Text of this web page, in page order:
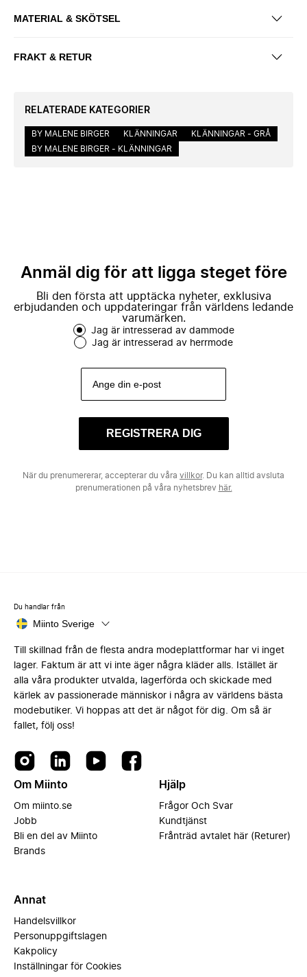
MATERIAL & SKÖTSEL
FRAKT & RETUR
RELATERADE KATEGORIER
BY MALENE BIRGER KLÄNNINGAR
KLÄNNINGAR - GRÅ
BY MALENE BIRGER - KLÄNNINGAR
Anmäl dig för att ligga steget före
Bli den första att upptäcka nyheter, exklusiva
erbjudanden och uppdateringar från världens ledande
varumärken.
Jag är intresserad av dammode
Jag är intresserad av herrmode
REGISTRERA DIG
När du prenumererar, accepterar du våra villkor. Du kan alltid avsluta
prenumerationen på våra nyhetsbrev här.
Du handlar från
Miinto Sverige
Till skillnad från de flesta andra modeplattformar har vi inget
lager. Faktum är att vi inte äger några kläder alls. Istället är
alla våra produkter utvalda, lagerförda och skickade med
kärlek av passionerade människor i några av världens bästa
modebutiker. Vi hoppas att det är något för dig. Om så är
fallet, följ oss!
Om Miinto
Om miinto.se
Jobb
Bli en del av Miinto
Brands
Hjälp
Frågor Och Svar
Kundtjänst
Frånträd avtalet här (Returer)
Annat
Handelsvillkor
Personuppgiftslagen
Kakpolicy
Inställningar för Cookies